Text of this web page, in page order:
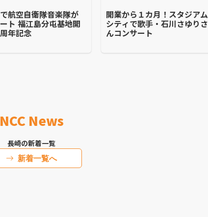
航空自衛隊音楽隊が
ト 福江島分屯基地開
年記念
開業から１カ月！スタジアム
シティで歌手・石川さゆりさ
んコンサート
News
長崎の新着一覧
新着一覧へ